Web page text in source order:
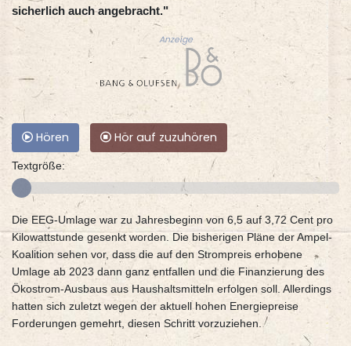
sicherlich auch angebracht."
Anzeige
Hören Hör auf zuzuhören
Textgröße:
Die EEG-Umlage war zu Jahresbeginn von 6,5 auf 3,72 Cent pro
Kilowattstunde gesenkt worden. Die bisherigen Pläne der Ampel-
Koalition sehen vor, dass die auf den Strompreis erhobene
Umlage ab 2023 dann ganz entfallen und die Finanzierung des
Ökostrom-Ausbaus aus Haushaltsmitteln erfolgen soll. Allerdings
hatten sich zuletzt wegen der aktuell hohen Energiepreise
Forderungen gemehrt, diesen Schritt vorzuziehen.